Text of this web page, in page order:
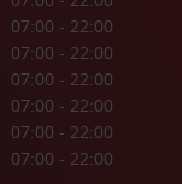
07:00 - 22:00
07:00 - 22:00
07:00 - 22:00
07:00 - 22:00
07:00 - 22:00
07:00 - 22:00